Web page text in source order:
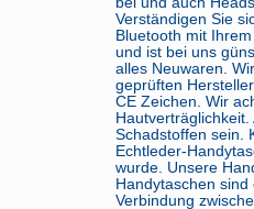
Verständigen Sie
Bluetooth mit
und ist bei uns
alles Neuwaren.
geprüften
CE Zeichen. Wir
Schadstoffen sein.
Echtleder-
wurde. Unsere
Handytaschen
Verbindung